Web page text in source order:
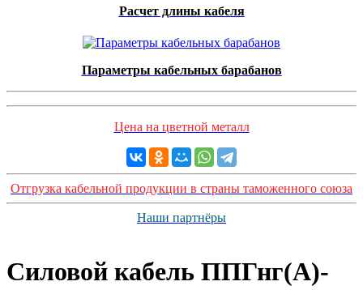
Расчет длины кабеля
Параметры кабельных барабанов
Цена на цветной металл
Отгрузка кабельной продукции в страны таможенного союза
Наши партнёры
Силовой кабель ППГнг(А)-